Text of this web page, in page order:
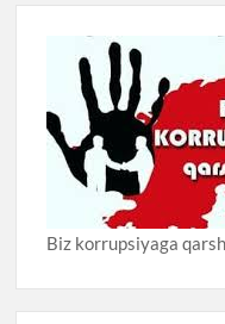
Biz korrupsiyaga